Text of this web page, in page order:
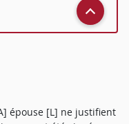
épouse [L] ne justifient